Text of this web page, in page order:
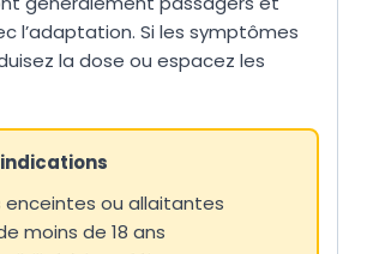
l’adaptation. Si les symptômes
la dose ou espacez les
enceintes ou allaitantes
moins de 18 ans